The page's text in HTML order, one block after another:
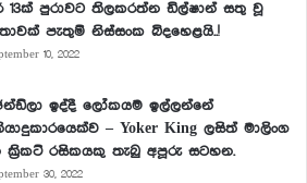
13ක් පුරාවට තිලකරත්න ඩිල්ෂාන් සතු වූ
පැතුම් නිස්සංක බිදහෙළයි..!
10, 2022
ඉද්දී ලෝකයම ඉල්ලන්නේ
– Yoker King ලසිත් මාලිංග
ක්‍රිකට් රසිකයකු තැබු අපූරු සටහන.
30, 2022